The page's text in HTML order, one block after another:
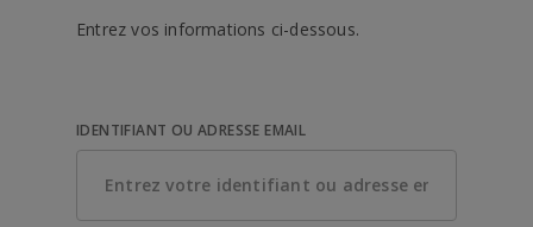
Entrez vos informations ci-dessous.
IDENTIFIANT OU ADRESSE EMAIL